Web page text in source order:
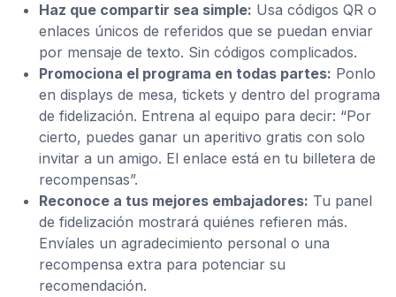
Haz que compartir sea simple: Usa códigos QR o
enlaces únicos de referidos que se puedan enviar
por mensaje de texto. Sin códigos complicados.
Promociona el programa en todas partes: Ponlo
en displays de mesa, tickets y dentro del programa
de fidelización. Entrena al equipo para decir: “Por
cierto, puedes ganar un aperitivo gratis con solo
invitar a un amigo. El enlace está en tu billetera de
recompensas”.
Reconoce a tus mejores embajadores: Tu panel
de fidelización mostrará quiénes refieren más.
Envíales un agradecimiento personal o una
recompensa extra para potenciar su
recomendación.